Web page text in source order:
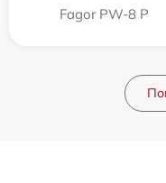
Fagor PW-8 P